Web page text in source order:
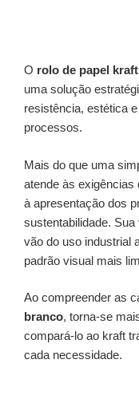
O rolo de papel
uma solução
resistência, estética
processos.
Mais do que uma
atende às
à apresentação dos
sustentabilidade.
vão do uso industrial
padrão visual mais
Ao compreender as
branco, torna-se
compará-lo ao kraft
cada necessidade.